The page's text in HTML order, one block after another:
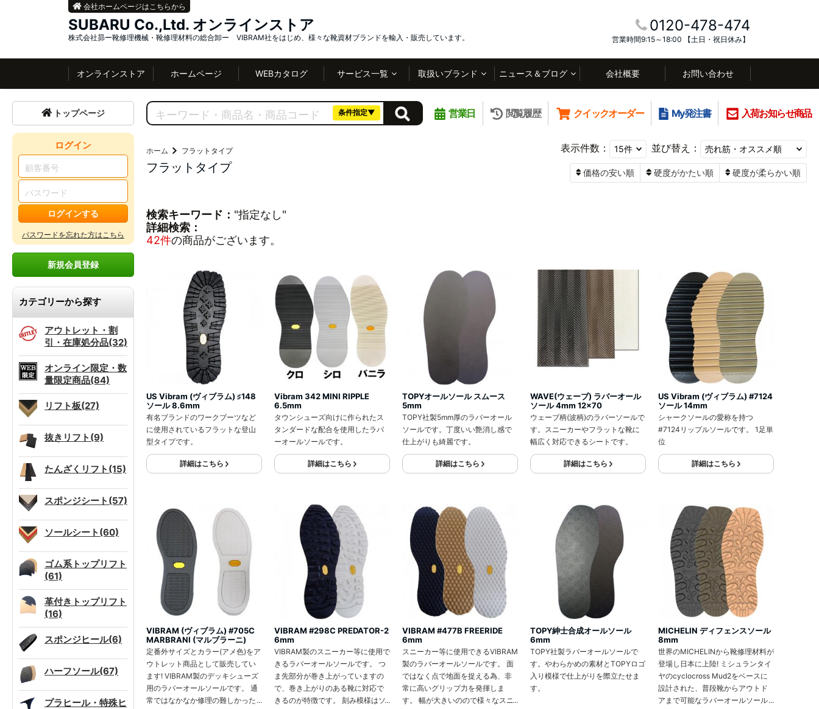
SUBARU Co.,Ltd. オンラインストア
株式会社昴ー靴修理機械・靴修理材料の総合卸ー VIBRAM社をはじめ、様々な靴資材ブランドを輸入・販売しています。
0120-478-474
営業時間9:15～18:00 【土日・祝日休み】
会社ホームページはこちらから
オンラインストア ホームページ WEBカタログ サービス一覧 取扱いブランド ニュース＆ブログ 会社概要 お問い合わせ
トップページ
ログイン
ログインする
パスワードを忘れた方はこちら
新規会員登録
カテゴリーから探す
アウトレット・割
引・在庫処分品(32)
オンライン限定・数
量限定商品(84)
リフト板(27)
抜きリフト(9)
たんざくリフト(15)
スポンジシート(57)
ソールシート(60)
ゴム系トップリフト
(61)
革付きトップリフト
(16)
スポンジヒール(6)
ハーフソール(67)
プラヒール・特殊ヒ
条件指定▼ 営業日 閲覧履歴 クイックオーダー My発注書 入荷お知らせ商品
ホーム フラットタイプ
フラットタイプ
表示件数： 並び替え：
価格の安い順 硬度がかたい順 硬度が柔らかい順
検索キーワード： "指定なし"
詳細検索：
42件の商品がございます。
US Vibram (ヴィブラム) ♯148
ソール 8.6mm
有名ブランドのワークブーツなど
に使用されているフラットな登山
型タイプです。
詳細はこちら
Vibram 342 MINI RIPPLE
6.5mm
タウンシューズ向けに作られたス
タンダードな配合を使用したラバ
ーオールソールです。
詳細はこちら
TOPYオールソール スムース
5mm
TOPY社製5mm厚のラバーオール
ソールです。丁度いい艶消し感で
仕上がりも綺麗です。
詳細はこちら
WAVE(ウェーブ) ラバーオール
ソール 4mm 12x70
ウェーブ柄(波柄)のラバーソールで
す。スニーカーやフラットな靴に
幅広く対応できるシートです。
詳細はこちら
US Vibram (ヴィブラム) #7124
ソール 14mm
シャークソールの愛称を持つ
#7124リップルソールです。 1足単
位
詳細はこちら
VIBRAM (ヴィブラム) #705C
MARBRANI (マルブラーニ)
定番外サイズとカラー(アメ色)をア
ウトレット商品として販売してい
ます! VIBRAM製のデッキシューズ
用のラバーオールソールです。 通
常ではなかなか修理の難しかった
VIBRAM #298C PREDATOR-2
6mm
VIBRAM製のスニーカー等に使用で
きるラバーオールソールです。 つ
ま先部分が巻き上がっていますの
で、巻き上がりのある靴に対応で
きるのが特徴です。 刻み模様はソ
VIBRAM #477B FREERIDE
6mm
スニーカー等に使用できるVIBRAM
製のラバーオールソールです。 面
ではなく点で地面を捉える為、非
常に高いグリップ力を発揮しま
す。 幅が大きいのので様々なスニ
TOPY紳士合成オールソール
6mm
TOPY社製ラバーオールソールで
す。やわらかめの素材とTOPYロゴ
入り模様で仕上がりを際立たせま
す。
MICHELIN ディフェンスソール
8mm
世界のMICHELINから靴修理材料が
登場し日本に上陸! ミシュランタイ
ヤのcyclocross Mud2をベースに
設計された、普段靴からアウトド
アまで可能なラバーオールソール